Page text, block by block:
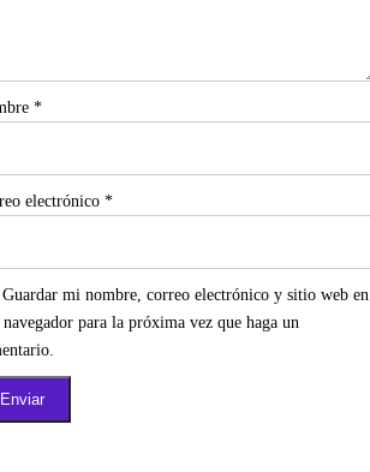
*
electrónico *
Guardar mi nombre, correo electrónico y sitio web en
navegador para la próxima vez que haga un